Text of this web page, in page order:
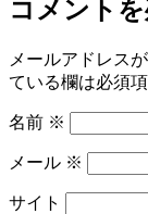
コメント
メールアドレス
ている欄は必須
名前 ※
メール ※
サイト